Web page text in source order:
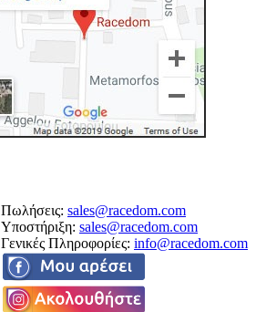
Πωλήσεις: sales@racedom.com
Υποστήριξη: sales@racedom.com
Γενικές Πληροφορίες: info@racedom.com